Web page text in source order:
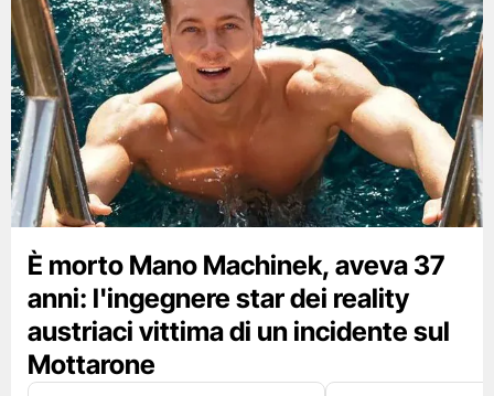
È morto Mano Machinek, aveva 37
anni: l'ingegnere star dei reality
austriaci vittima di un incidente sul
Mottarone